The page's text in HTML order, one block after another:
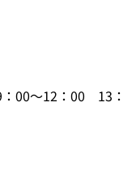
：00～12：00 13：